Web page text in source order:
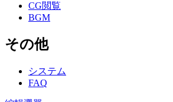
CG閲覧
BGM
その他
システム
FAQ